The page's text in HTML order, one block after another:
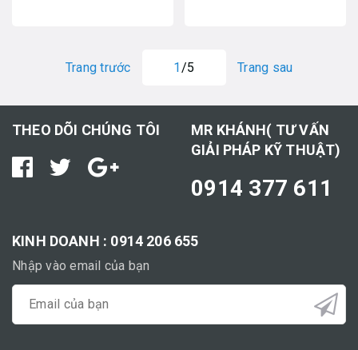
Trang trước 1 /5 Trang sau
THEO DÕI CHÚNG TÔI
MR KHÁNH( TƯ VẤN
GIẢI PHÁP KỸ THUẬT)
0914 377 611
KINH DOANH : 0914 206 655
Nhập vào email của bạn